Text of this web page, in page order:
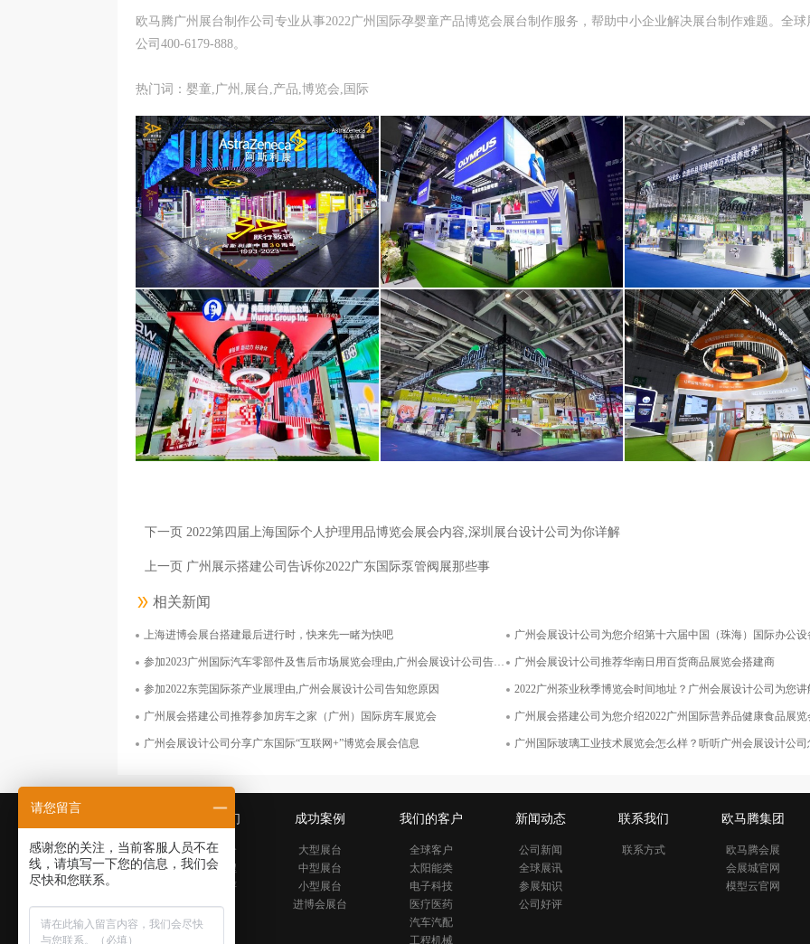
欧马腾广州展台制作公司专业从事2022广州国际孕婴童产品博览会展台制作服务，帮助中小企业解决展台制作难题。全球
公司400-6179-888。
热门词：婴童,广州,展台,产品,博览会,国际
阿斯利康医药（上海）有限公司 奥林巴斯（北京）销售服务有限公司 嘉吉投资（中国）有限
上海诺鼎生物科技有限公司 嘉吉投资（中国）有限公司 上海中实供应链管理有限
下一页 2022第四届上海国际个人护理用品博览会展会内容,深圳展台设计公司为你详解
上一页 广州展示搭建公司告诉你2022广东国际泵管阀展那些事
相关新闻
上海进博会展台搭建最后进行时，快来先一睹为快吧 广州会展设计公司为您介绍第十六届中国（珠海）国际办公设备及耗材展
参加2023广州国际汽车零部件及售后市场展览会理由,广州会展设计公司告知您原因 广州会展设计公司推荐华南日用百货商品展览会搭建商
参加2022东莞国际茶产业展理由,广州会展设计公司告知您原因 2022广州茶业秋季博览会时间地址？广州会展设计公司为您讲
广州展会搭建公司推荐参加房车之家（广州）国际房车展览会 广州展会搭建公司为您介绍2022广州国际营养品健康食品展览会及有机健康
广州会展设计公司分享广东国际“互联网+”博览会展会信息 广州国际玻璃工业技术展览会怎么样？听听广州会展设计公司
关于我们
公司简介
发展历程
公司好评
成功案例
大型展台
中型展台
小型展台
进博会展台
我们的客户
全球客户
太阳能类
电子科技
医疗医药
汽车汽配
工程机械
新闻动态
公司新闻
全球展讯
参展知识
公司好评
联系我们
联系方式
欧马腾集团
欧马腾会展
会展城官网
模型云官网
请您留言
感谢您的关注，当前客服人员不在
线，请填写一下您的信息，我们会
尽快和您联系。